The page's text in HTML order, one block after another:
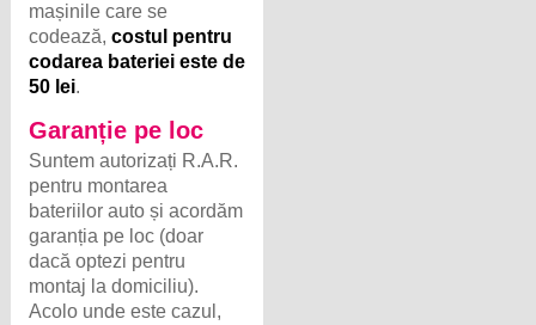
mașinile care se
codează,costul pentru
codarea bateriei este de
50 lei.
Garanție pe loc
Suntem autorizați R.A.R.
pentru montarea
bateriilor auto și acordăm
garanția pe loc (doar
dacă optezi pentru
montaj la domiciliu).
Acolo unde este cazul,